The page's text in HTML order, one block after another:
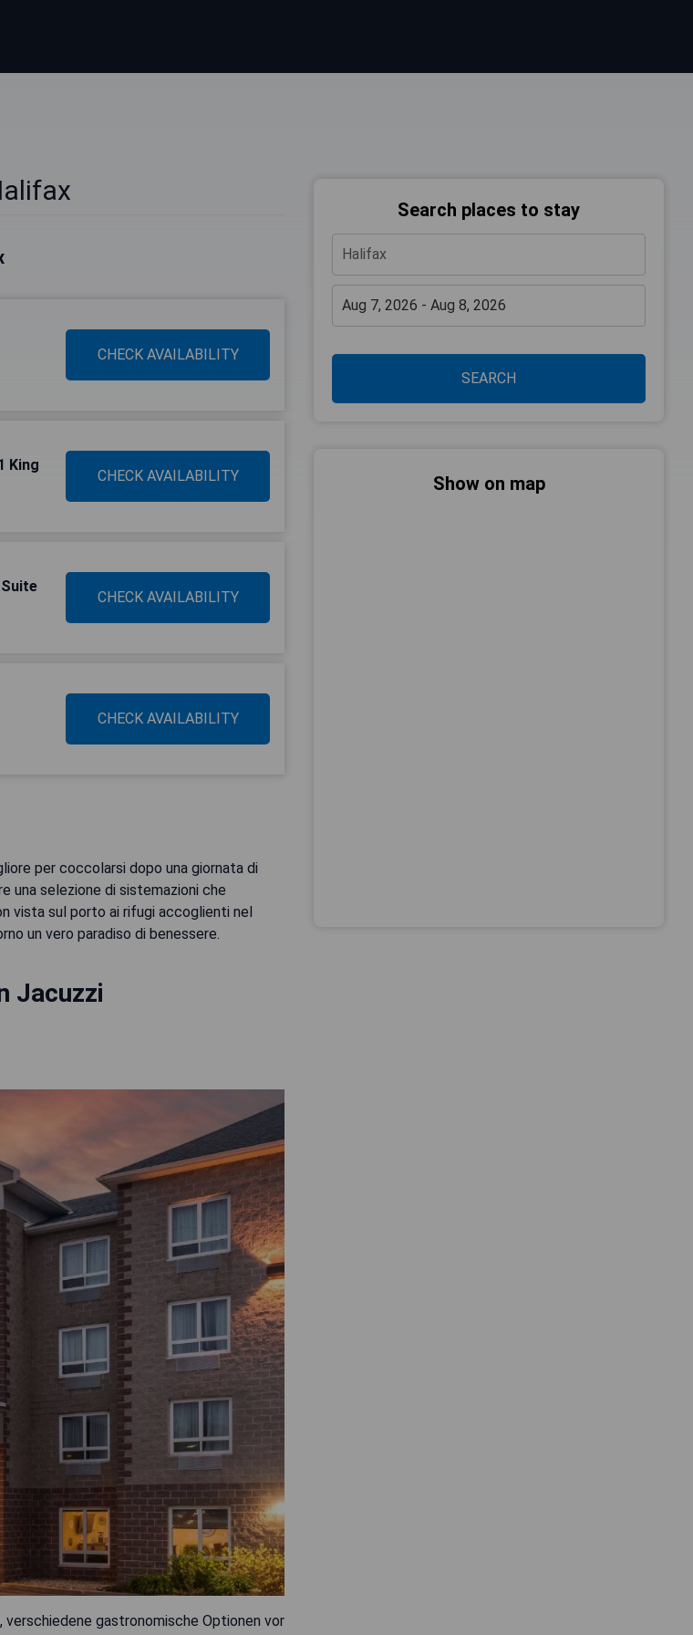
CHECK AVAILABILITY
King
CHECK AVAILABILITY
CHECK AVAILABILITY
CHECK AVAILABILITY
per coccolarsi dopo una giornata di
una selezione di sistemazioni che
vista sul porto ai rifugi accoglienti nel
un vero paradiso di benessere.
Jacuzzi
gastronomische Optionen vor
Search places to stay
SEARCH
Show on map